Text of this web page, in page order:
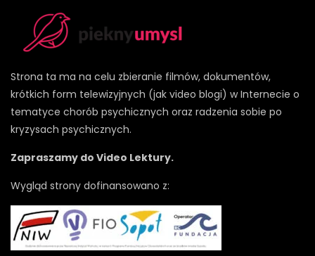
Strona ta ma na celu zbieranie filmów, dokumentów,
krótkich form telewizyjnych (jak video blogi) w Internecie o
tematyce chorób psychicznych oraz radzenia sobie po
kryzysach psychicznych.
Zapraszamy do Video Lektury.
Wygląd strony dofinansowano z: